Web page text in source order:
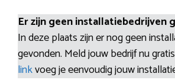
Er zijn geen installatiebedrijven
In deze plaats zijn er nog geen
gevonden. Meld jouw bedrijf nu
linkvoeg je eenvoudig jouw